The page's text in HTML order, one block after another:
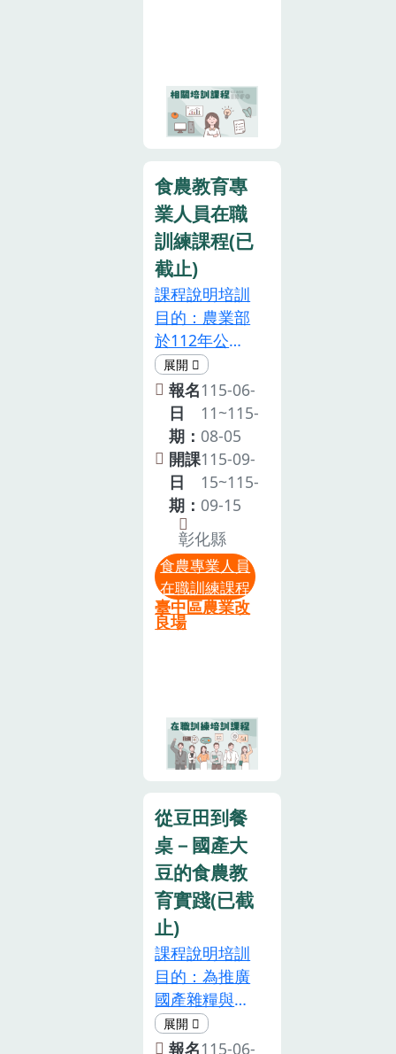
限，請勿攜帶
加，請盡早告
知，以利通知
候補夥伴。7.
由農業部計畫
補助支應，請
參加夥伴妥善
珍惜。
有任何變更內
容或注意事項
將另行通知報
惜訓練資源，
參訓人員請全
程參與，如不
克參加或未能
全程參與者請
提前通知本
所，俾便安排
候補事宜。如
不請假而未到
或早退者，因
浪費訓練資源
及影響候補者
權益，未來將
影響您後續上
課的機會。6.
如遇颱風等天
然災害，經人
事行政總處公
告南投縣停止
上班，則本培
訓課程同步取
地點為本所自
然學堂，然因
下午行程包含
參訪(距離本所
約2公里)，建
議參加民眾自
備交通工具，
或於備註另行
告知需協助安
排接駁以利統
計人數。
法案說明」及
「食農教育專
業人員申請規
計3小時線上
課程，才可報
名本課程。注
意事項依據
112年5月4日
發布「食農教
育專業人員資
格及培訓辦
法」第2條規
定，申請認可
為食農教育專
業人員，除應
具備各條所定
資格外，並須
於申請前兩年
內完成中央主
管機關指定之
食農教育專業
人員相關培訓
時數(共同培訓
課程兩部分。
完成本次培訓
實體 5 小時之
培訓時數，應
再完成線上課
程「食農教育
政策與法案說
明」2小時、
「食農教育專
業人員申請規
定與流程」1
小時，以供申
請認可食農教
育專業人員。
活理念。參加
對象：有志從
推廣人員、營
養師、學校教
職員、農友及
農業志工等。
注意事項為尊
重智慧財產
權，本課程禁
止錄影、錄音
等侵權行為。
本活動設計非
屬親子活動，
囿於現場活動
空間及設備有
限，請勿帶孩
童與會。為珍
惜訓練資源，
參訓人員請全
程參與，如不
克參加或未能
全程參與，請
響應環保，請
參訓人員自備
環保杯及環保
風等天然災
害，若當日彰
化縣不上班，
則本培訓課程
即同步取消，
辦理日期將另
行通知。
食農教育專
業人員在職
訓練課程(已
截止)
課程說明培訓
目的：農業部
於112年公告
「食農教育專
業人員資格及
培訓辦法」，
規定食農教育
專業人員須在
取得資格後5
年內完成「在
職培訓」課
程，以延續食
農教育專業人
員資格。本次
在職培訓課程
同領域的專業
知能及實務操
育推動的專業
支持體系，培
育具專業素養
與實務經驗之
推動人才。參
加對象：已取
得食農教育專
業人員資格者
(※需填寫食農
教育專業人員
報名
日
期：
115-06-
11~115-
08-05
開課
日
期：
115-09-
15~115-
09-15
彰化縣
食農專業人員
在職訓練課程
臺中區農業改
良場
從豆田到餐
桌－國產大
豆的食農教
育實踐(已截
止)
課程說明培訓
目的：為推廣
國產雜糧與食
農教育理念，
增進學員對國
報名115-06-